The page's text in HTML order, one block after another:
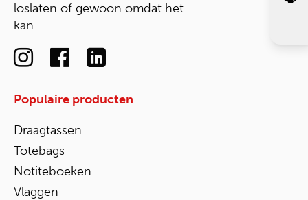
loslaten of gewoon omdat het
kan.
Populaire producten
Draagtassen
Totebags
Notiteboeken
Vlaggen